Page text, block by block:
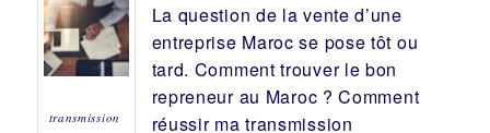
transmission
La question de la vente d’une
entreprise Maroc se pose tôt ou
tard. Comment trouver le bon
repreneurau Maroc ? Comment
réussir matransmission